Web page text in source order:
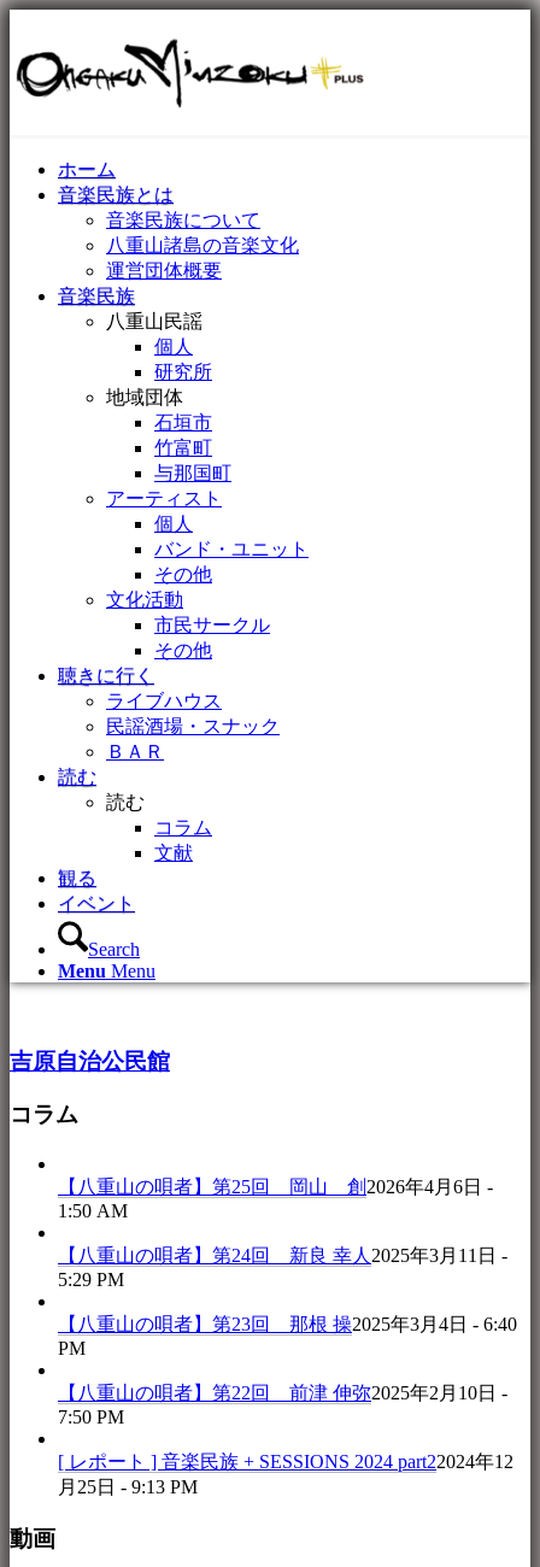
ホーム
音楽民族とは
音楽民族について
八重山諸島の音楽文化
運営団体概要
音楽民族
八重山民謡
個人
研究所
地域団体
石垣市
竹富町
与那国町
アーティスト
個人
バンド・ユニット
その他
文化活動
市民サークル
その他
聴きに行く
ライブハウス
民謡酒場・スナック
ＢＡＲ
読む
読む
コラム
文献
観る
イベント
Search
Menu Menu
吉原自治公民館
コラム
【八重山の唄者】第25回 岡山 創 2026年4月6日 -
1:50 AM
【八重山の唄者】第24回 新良 幸人 2025年3月11日 -
5:29 PM
【八重山の唄者】第23回 那根 操2025年3月4日 - 6:40
PM
【八重山の唄者】第22回 前津 伸弥2025年2月10日 -
7:50 PM
[ レポート ] 音楽民族 + SESSIONS 2024 part22024年12
月25日 - 9:13 PM
動画